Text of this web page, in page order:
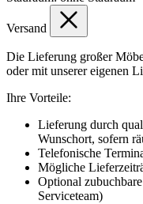
Versand
Die Lieferung großer
oder mit unserer eigenen
Ihre Vorteile:
Lieferung durch
Wunschort, sofern
Telefonische
Mögliche
Optional
Serviceteam)